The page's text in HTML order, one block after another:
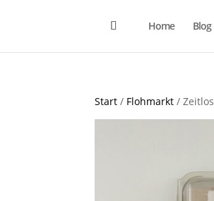
Home Blog
Start / Flohmarkt / Zeitlos